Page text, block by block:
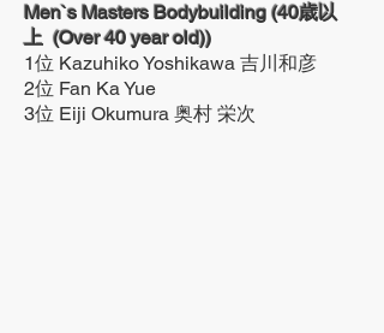
Men`s Masters Bodybuilding (40歳以
上 (Over 40 year old))
1位 Kazuhiko Yoshikawa 吉川和彦
2位 Fan Ka Yue
3位 Eiji Okumura 奥村 栄次